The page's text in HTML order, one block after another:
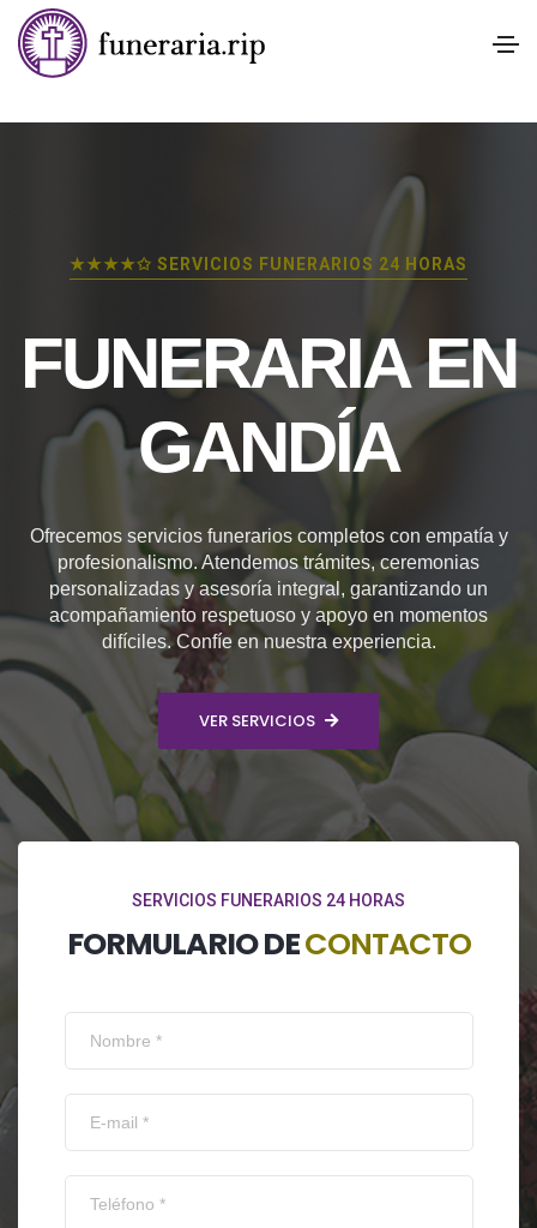
★★★★✩ SERVICIOS FUNERARIOS 24 HORAS
FUNERARIA EN
GANDÍA
Ofrecemos servicios funerarios completos con empatía y
profesionalismo. Atendemos trámites, ceremonias
personalizadas y asesoría integral, garantizando un
acompañamiento respetuoso y apoyo en momentos
difíciles. Confíe en nuestra experiencia.
VER SERVICIOS
SERVICIOS FUNERARIOS 24 HORAS
FORMULARIO DECONTACTO